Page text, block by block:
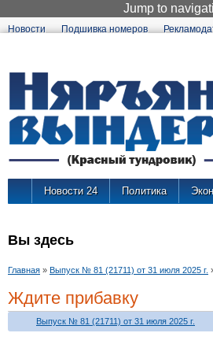
Jump to
Новости Подшивка номеров
Новости 24 Политика
Вы здесь
Главная » Выпуск № 81 (21711) от 31 июля 2025 г.
Ждите прибавку
Выпуск № 81 (21711) от 31 июля 2025 г.